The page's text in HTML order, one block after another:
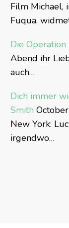
Film Michael,
Fuqua,
Die Operation
Abend ihr
auch…
Dich immer
Smith
New York:
irgendwo…